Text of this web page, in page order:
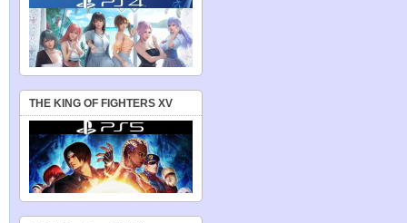
THE KING OF FIGHTERS XV